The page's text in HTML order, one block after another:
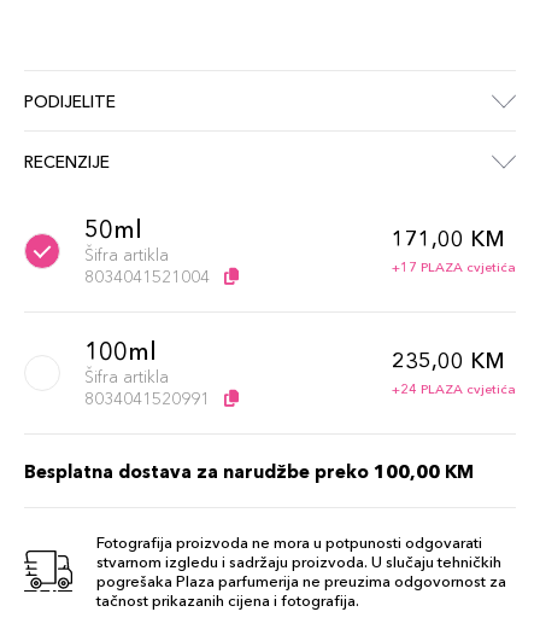
PODIJELITE
RECENZIJE
50ml
Šifra artikla
8034041521004
171,00 KM
+17 PLAZA cvjetića
100ml
Šifra artikla
8034041520991
235,00 KM
+24 PLAZA cvjetića
Besplatna dostava za narudžbe preko 100,00 KM
Fotografija proizvoda ne mora u potpunosti odgovarati
stvarnom izgledu i sadržaju proizvoda. U slučaju tehničkih
pogrešaka Plaza parfumerija ne preuzima odgovornost za
tačnost prikazanih cijena i fotografija.